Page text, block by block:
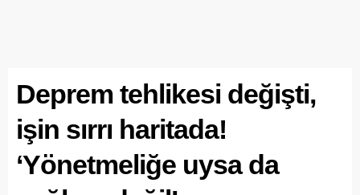
Deprem tehlikesi değişti,
işin sırrı haritada!
‘Yönetmeliğe uysa da